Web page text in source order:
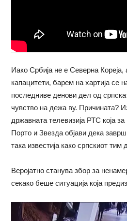
Иако Србија не е Северна Кореја,
капацитети, барем на хартија се
последниве денови дел од
чувство на дежа ву. Причината?
државната телевизија РТС која
Порто и Звезда објави дека
така известија како српскиот тим
Веројатно станува збор за
секако беше ситуација која